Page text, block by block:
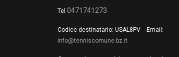
Tel 0471741273
Codice destinatario: USAL8PV - Email:
info@tenniscomune.bz.it